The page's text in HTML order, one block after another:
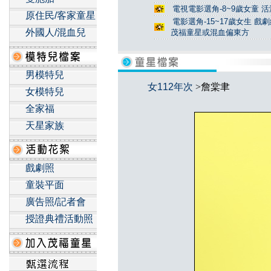
原住民/客家童星
外國人/混血兒
男模特兒
女模特兒
全家福
天星家族
戲劇照
童裝平面
廣告照/記者會
授證典禮活動照
電視電影選角-8~9歲女童
電影選角-15~17歲女生 戲
茂福童星或混血偏東方
女112年次 >詹棠聿